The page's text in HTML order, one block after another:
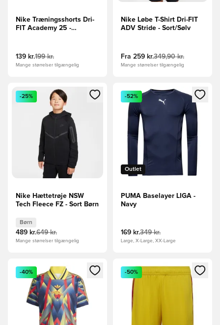
Nike Træningsshorts Dri-
FIT Academy 25 -
139 kr.199 kr.
Mange størrelser tilgængelig
Nike Løbe T-Shirt Dri-FIT
ADV Stride - Sort/Sølv
Fra 259 kr.349,90 kr.
Mange størrelser tilgængelig
Åbner en Modal til at logge ind eller tilmelde dig som
-25%
Nike Hættetrøje NSW
Tech Fleece FZ - Sort Børn
Børn
489 kr.649 kr.
Mange størrelser tilgængelig
Åbner en Modal til at logge
Outlet
-52%
PUMA Baselayer LIGA -
Navy
169 kr.349 kr.
Large, X-Large, XX-Large
Åbner en Modal til at logge ind eller tilmelde dig som
-40%
Åbner en Modal til at logge
-50%